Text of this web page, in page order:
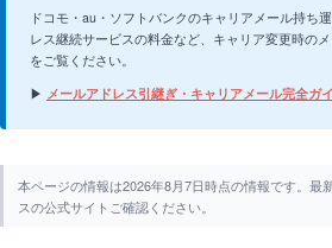
ドコモ・au・ソフトバンクのキャリアメール持ち
レス継続サービスの料金など、キャリア変更時の
をご覧ください。
▶ メールアドレス引継ぎ・キャリアメール完全ガ
本ページの情報は2026年8月7日時点の情報です。最
スの公式サイトご確認ください。